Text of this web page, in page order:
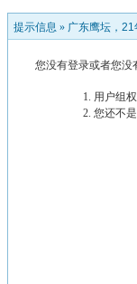
提示信息 » 广东鹰坛，
您没有登录或者您没
用户组
您还不